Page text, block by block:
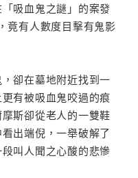
吸血鬼之謎」的案發
竟有人數度目擊有鬼影
卻在墓地附近找到一
有被吸血鬼咬過的痕
斯卻從老人的一雙鞋
出端倪，一舉破解了
叫人聞之心酸的悲慘